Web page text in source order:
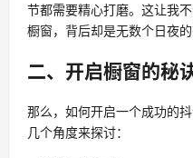
节都需要精心打磨。这让我
橱窗，背后却是无数个日夜
二、开启橱窗的秘
那么，如何开启一个成功的
几个角度来探讨：